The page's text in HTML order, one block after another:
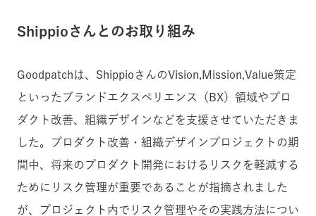
Shippioさんとのお取り組み
Goodpatchは、ShippioさんのVision,Mission,Value策定
といったブランドエクスペリエンス（BX）領域やプロ
ダクト改善、組織デザインなどを支援させていただきま
した。プロダクト改善・組織デザインプロジェクトの期
間中、 将来のプロダクト開発におけるリスクを軽減する
ためにリスク管理が重要であることが指摘されました
が、プロジェクト内でリスク管理やその実践方法につい